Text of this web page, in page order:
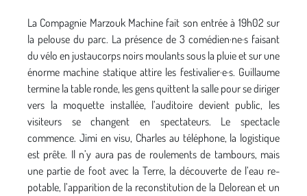
La Compagnie Marzouk Machine fait son entrée à 19h02 sur
la pelouse du parc. La présence de 3 comédien·ne·s faisant
du vélo en justaucorps noirs moulants sous la pluie et sur une
énorme machine statique attire les festivalier·e·s. Guillaume
termine la table ronde, les gens quittent la salle pour se diriger
vers la moquette installée, l’auditoire devient public, les
visiteurs se changent en spectateurs. Le spectacle
commence. Jimi en visu, Charles au téléphone, la logistique
est prête. Il n’y aura pas de roulements de tambours, mais
une partie de foot avec la Terre, la découverte de l’eau re-
potable, l’apparition de la reconstitution de la Delorean et un